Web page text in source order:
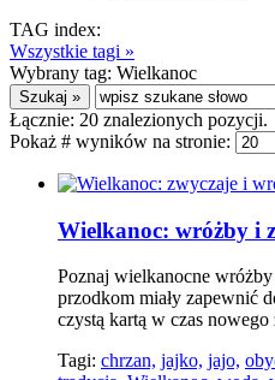
TAG index:
Wszystkie tagi »
Wybrany tag: Wielkanoc
Łącznie: 20 znalezionych pozycji.
Pokaż # wyników na stronie:
Wielkanoc: wróżby i
Poznaj wielkanocne
przodkom miały zapewnić
czystą kartą w czas nowego
Tagi: chrzan, jajko, jajo,